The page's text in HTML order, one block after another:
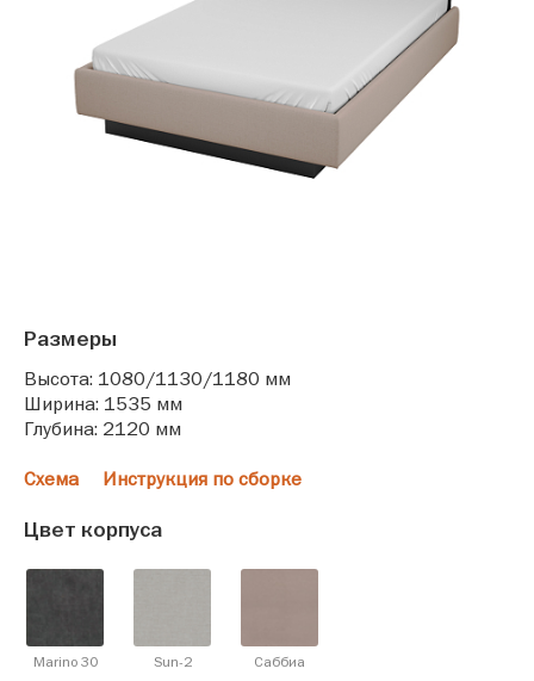
Размеры
Высота: 1080/1130/1180 мм
Ширина: 1535 мм
Глубина: 2120 мм
Схема Инструкция по сборке
Цвет корпуса
Marino 30 Sun-2 Саббиа